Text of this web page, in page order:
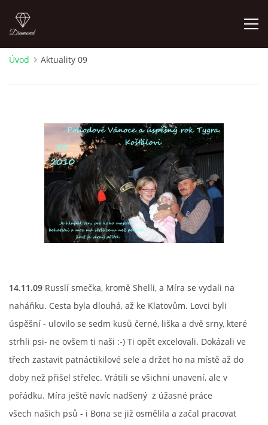
ŠTĚŇÁTKA NA PODEJ! / PUPPIES FOR SALE !
OTÁZKY A ODPOVĚDI
ADMIKO KENNEL
HISTORIE JACK RUSSELL TERIERA
NAŠI PSI / OUR DOGS
ODCHOVY / LITTERS
KONTAKT
Úvod Aktuality 09
14.11.09 Russlí smečka, kromě Shelli, a Míra se vydali na
naháňku. Cesta byla dlouhá, až ke Klatovům. Lovci byli
úspěšní - ulovilo se sedm kusů černé, liška a dvě srny, které
strhli psi- ne ovšem ti naši :-) Ti opět excelovali. Dokázali ve
třech zastavit patnáctikilové sele a držet ho na místě až do
doby než přišel střelec. Vrátili se všichni unavení, ale v
pořádku. Míra ještě navíc nadšený z úžasné práce
všech našich psů - i Bona se již osmělila a začal pracovat